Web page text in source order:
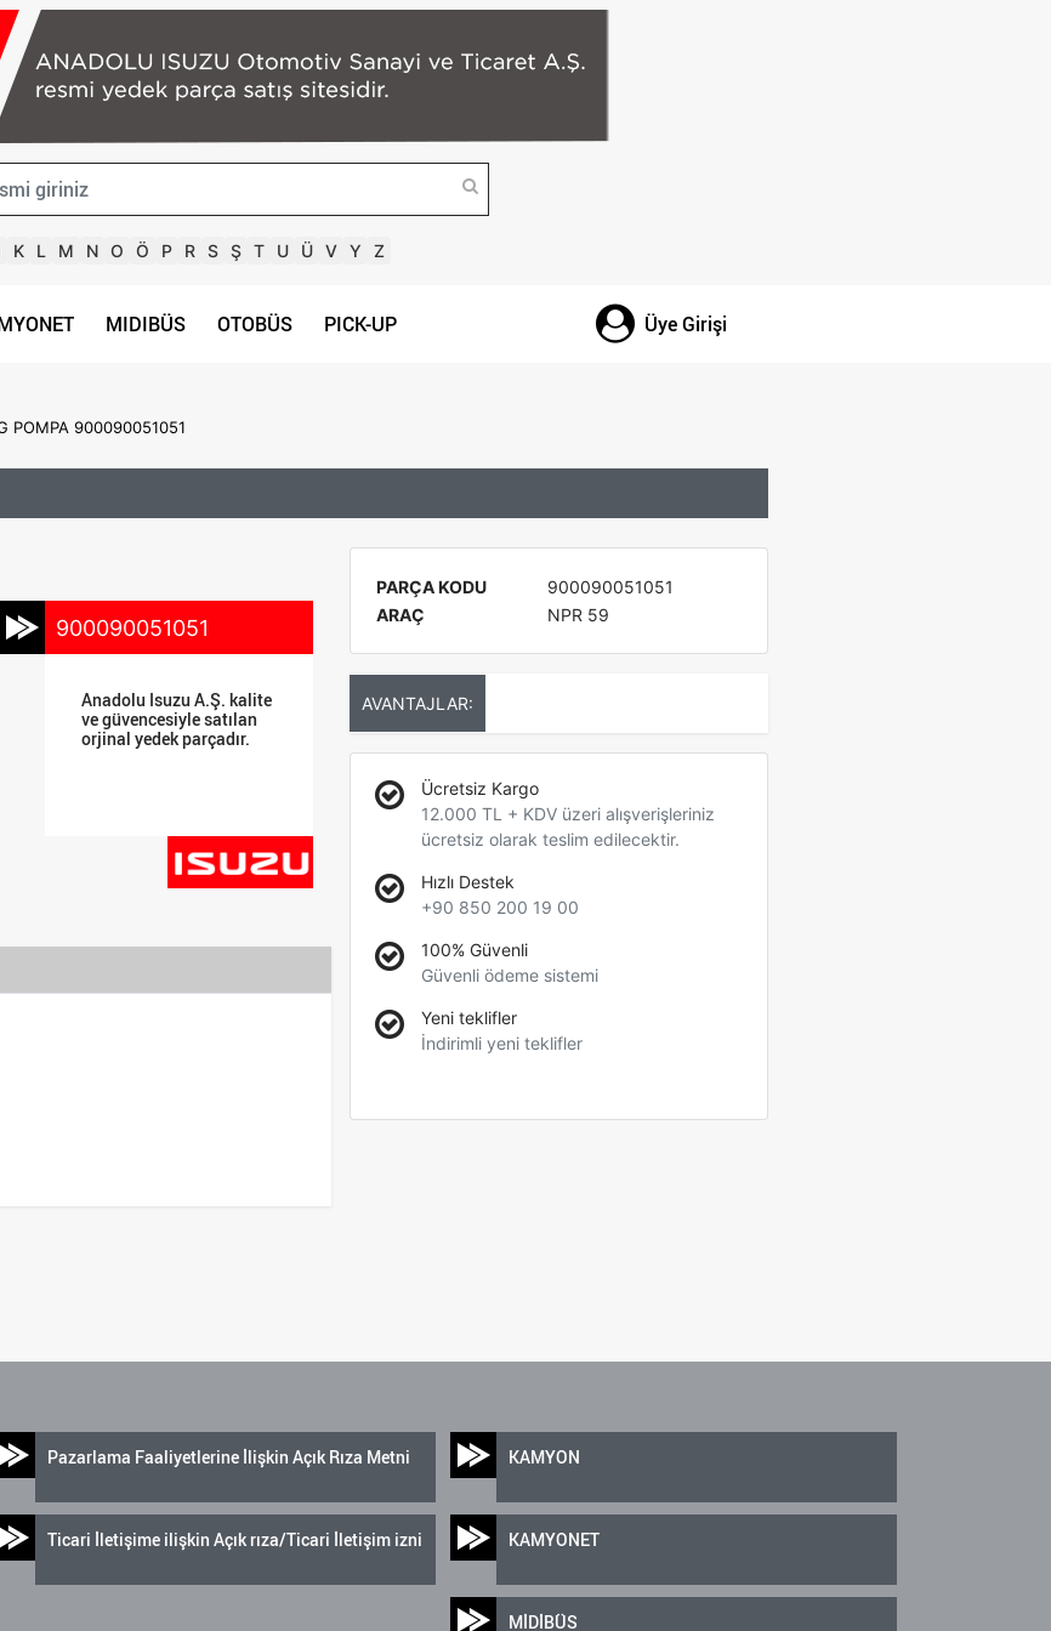
K L M N O Ö P R S Ş T U Ü V Y Z
MIDIBÜS OTOBÜS PICK-UP Üye Girişi
POMPA 900090051051
900090051051
Anadolu Isuzu A.Ş. kalite
ve güvencesiyle satılan
orjinal yedek parçadır.
PARÇA KODU
900090051051
ARAÇ
NPR 59
AVANTAJLAR:
Ücretsiz Kargo
12.000 TL + KDV üzeri alışverişleriniz
ücretsiz olarak teslim edilecektir.
Hızlı Destek
+90 850 200 19 00
100% Güvenli
Güvenli ödeme sistemi
Yeni teklifler
İndirimli yeni teklifler
Pazarlama Faaliyetlerine İlişkin Açık Rıza Metni
Ticari İletişime ilişkin Açık rıza/Ticari İletişim izni
KAMYON
KAMYONET
MİDİBÜS